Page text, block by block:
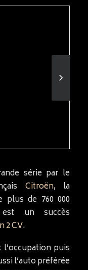
série par le
Citroën, la
plus de 760 000
est un succès
2 CV.
puis
l’auto préférée